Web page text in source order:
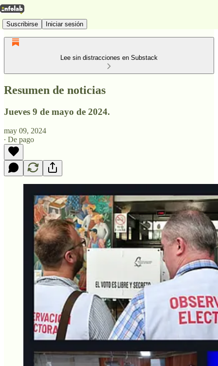
Suscribirse Iniciar sesión
Lee sin distracciones en Substack
Resumen de noticias
Jueves 9 de mayo de 2024.
may 09, 2024
∙ De pago